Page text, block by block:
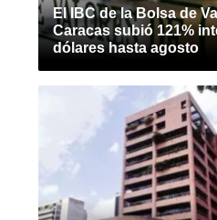
El IBC de la Bolsa de
Caracas subió 121%
dólares hasta agosto